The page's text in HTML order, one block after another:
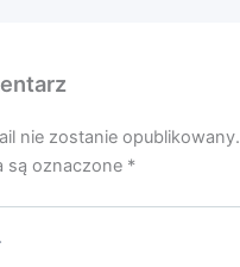
nie zostanie opublikowany.
są oznaczone *